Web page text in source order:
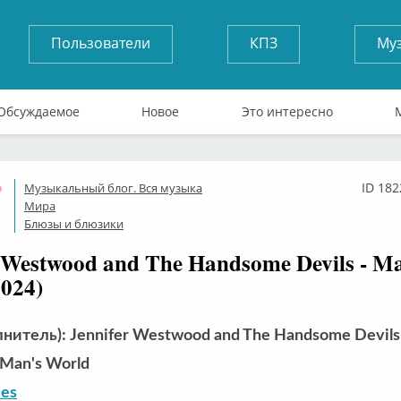
Пользователи КПЗ
Новое Это интересно
Музыкальный блог. Вся музыка
Мира
Блюзы и блюзики
ID
and The Handsome Devils -
Jennifer Westwood and The Handsome Devils
World